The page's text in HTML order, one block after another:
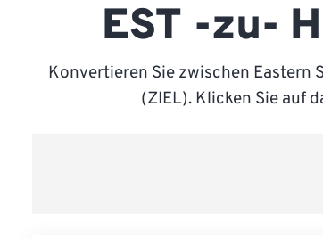
EST -zu-
Konvertieren Sie zwischen Eastern
(ZIEL). Klicken Sie auf